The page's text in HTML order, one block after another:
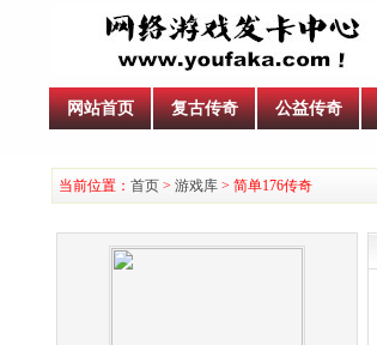
网站首页 复古传奇 公益传奇
当前位置： 首页 > 游戏库 > 简单176传奇